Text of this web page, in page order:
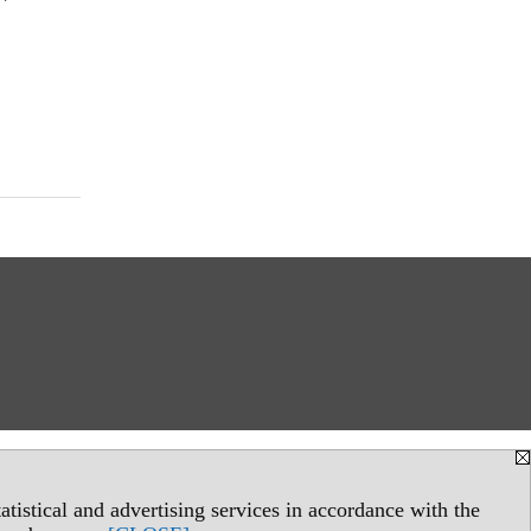
and advertising services in accordance with the